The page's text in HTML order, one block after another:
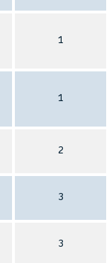
1
1
2
3
3